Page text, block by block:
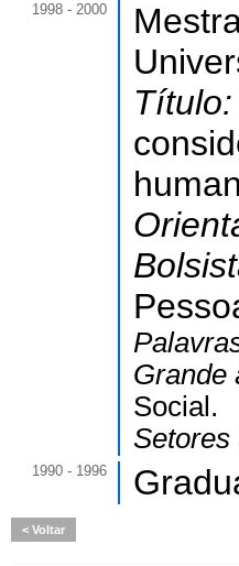
1998 - 2000
Título:
Grande
Social.
Setores
1990 - 1996
Voltar